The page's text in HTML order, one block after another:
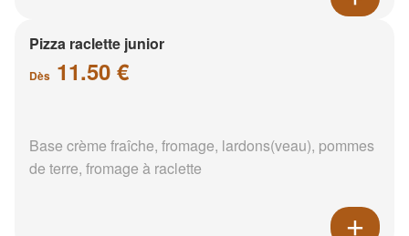
Pizza raclette junior
Dès 11.50 €
Base crème fraîche, fromage, lardons(veau), pommes
de terre, fromage à raclette